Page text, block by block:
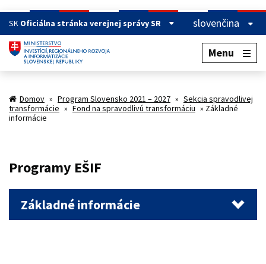
SK Oficiálna stránka verejnej správy SR slovenčina
Menu
Domov » Program Slovensko 2021 – 2027 » Sekcia spravodlivej
transformácie » Fond na spravodlivú transformáciu » Základné
informácie
Programy EŠIF
Základné informácie